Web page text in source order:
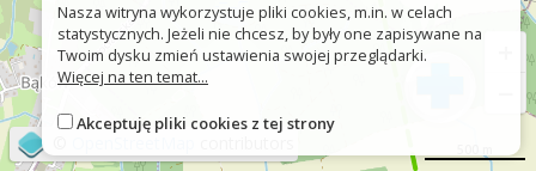
Nasza witryna wykorzystuje pliki cookies, m.in. w celach
statystycznych. Jeżeli nie chcesz, by były one zapisywane na
Twoim dysku zmień ustawienia swojej przeglądarki.
Więcej na ten temat...
Akceptuję pliki cookies z tej strony